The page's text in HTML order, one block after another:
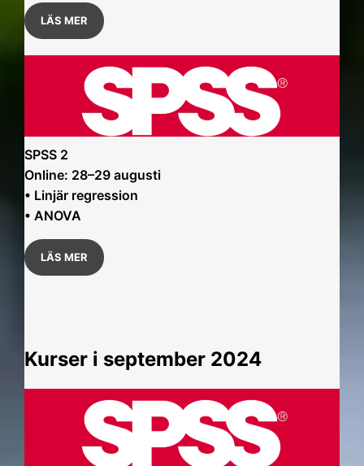
LÄS MER
SPSS 2
Online: 28–29 augusti
• Linjär regression
• ANOVA
LÄS MER
Kurser i september 2024